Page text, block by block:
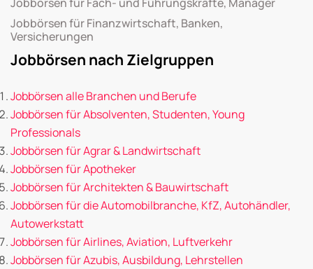
Jobbörsen für Finanzwirtschaft, Banken,
Versicherungen
Jobbörsen nach Zielgruppen
Jobbörsen alle Branchen und Berufe
Jobbörsen für Absolventen, Studenten, Young
Professionals
Jobbörsen für Agrar & Landwirtschaft
Jobbörsen für Apotheker
Jobbörsen für Architekten & Bauwirtschaft
Jobbörsen für die Automobilbranche, KfZ, Autohändler,
Autowerkstatt
Jobbörsen für Airlines, Aviation, Luftverkehr
Jobbörsen für Azubis, Ausbildung, Lehrstellen